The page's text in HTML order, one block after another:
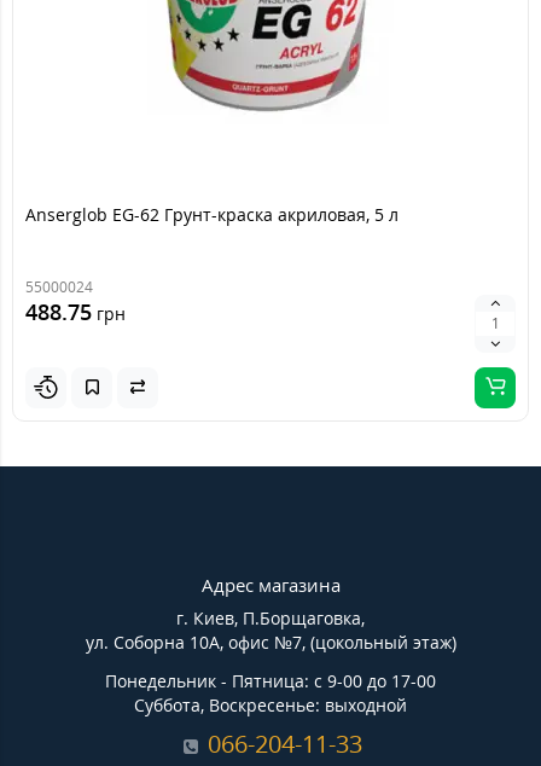
Anserglob EG-62 Грунт-краска акриловая, 5 л
55000024
488.75 грн
Адрес магазина
г. Киев, П.Борщаговка,
ул. Соборна 10А, офис №7, (цокольный этаж)
Понедельник - Пятница: с 9-00 до 17-00
Суббота, Воскресенье: выходной
066-204-11-33